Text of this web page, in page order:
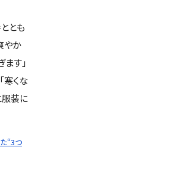
とも
やか
す」
寒くな
服装に
“3つ